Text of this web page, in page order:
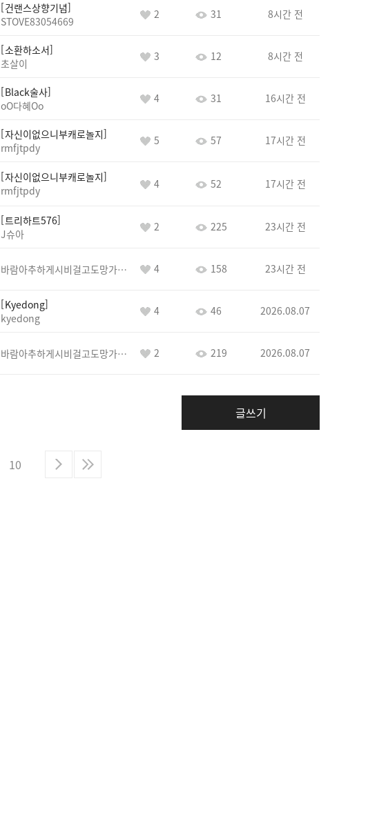
건랜스상향기념
STOVE83054669
2 31 8시간 전
소환하소서
초살이
3 12 8시간 전
Black술사
oO다혜Oo
4 31 16시간 전
자신이없으니부캐로놀지
rmfjtpdy
5 57 17시간 전
자신이없으니부캐로놀지
rmfjtpdy
4 52 17시간 전
트리하트576
J슈아
2 225 23시간 전
바람아추하게시비걸고도망가냐당당하게글써 4 158 23시간 전
Kyedong
kyedong
4 46 2026.08.07
바람아추하게시비걸고도망가냐당당하게글써 2 219 2026.08.07
글쓰기
10